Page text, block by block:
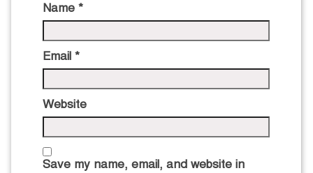
Name *
Email *
Website
Save my name, email, and website in